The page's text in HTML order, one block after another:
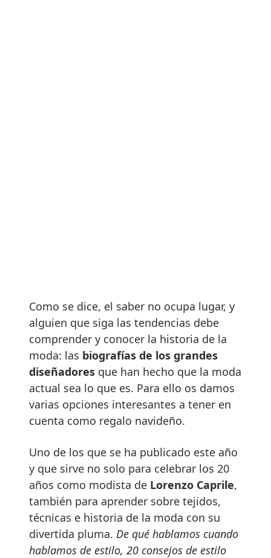
Como se dice, el saber no ocupa lugar, y
alguien que siga las tendencias debe
comprender y conocer la historia de la
moda: las biografías de los grandes
diseñadores que han hecho que la moda
actual sea lo que es. Para ello os damos
varias opciones interesantes a tener en
cuenta como regalo navideño.
Uno de los que se ha publicado este año
y que sirve no solo para celebrar los 20
años como modista de Lorenzo Caprile,
también para aprender sobre tejidos,
técnicas e historia de la moda con su
divertida pluma. De qué hablamos cuando
hablamos de estilo, 20 consejos de estilo